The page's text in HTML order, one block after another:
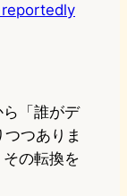
「誰がデ
つありま
の転換を